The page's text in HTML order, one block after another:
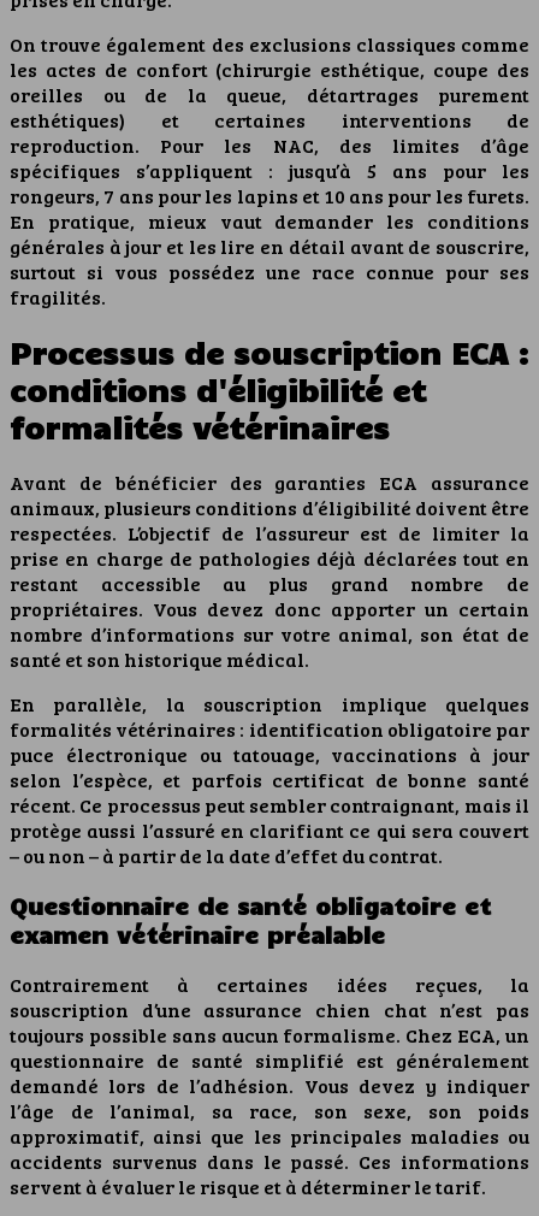
On trouve également des exclusions classiques comme
les actes de confort (chirurgie esthétique, coupe des
oreilles ou de la queue, détartrages purement
esthétiques) et certaines interventions de
reproduction. Pour les NAC, des limites d’âge
spécifiques s’appliquent : jusqu’à 5 ans pour les
rongeurs, 7 ans pour les lapins et 10 ans pour les furets.
En pratique, mieux vaut demander les conditions
générales à jour et les lire en détail avant de souscrire,
surtout si vous possédez une race connue pour ses
fragilités.
Processus de souscription ECA :
conditions d'éligibilité et
formalités vétérinaires
Avant de bénéficier des garanties ECA assurance
animaux, plusieurs conditions d’éligibilité doivent être
respectées. L’objectif de l’assureur est de limiter la
prise en charge de pathologies déjà déclarées tout en
restant accessible au plus grand nombre de
propriétaires. Vous devez donc apporter un certain
nombre d’informations sur votre animal, son état de
santé et son historique médical.
En parallèle, la souscription implique quelques
formalités vétérinaires : identification obligatoire par
puce électronique ou tatouage, vaccinations à jour
selon l’espèce, et parfois certificat de bonne santé
récent. Ce processus peut sembler contraignant, mais il
protège aussi l’assuré en clarifiant ce qui sera couvert
– ou non – à partir de la date d’effet du contrat.
Questionnaire de santé obligatoire et
examen vétérinaire préalable
Contrairement à certaines idées reçues, la
souscription d’une assurance chien chat n’est pas
toujours possible sans aucun formalisme. Chez ECA, un
questionnaire de santé simplifié est généralement
demandé lors de l’adhésion. Vous devez y indiquer
l’âge de l’animal, sa race, son sexe, son poids
approximatif, ainsi que les principales maladies ou
accidents survenus dans le passé. Ces informations
servent à évaluer le risque et à déterminer le tarif.